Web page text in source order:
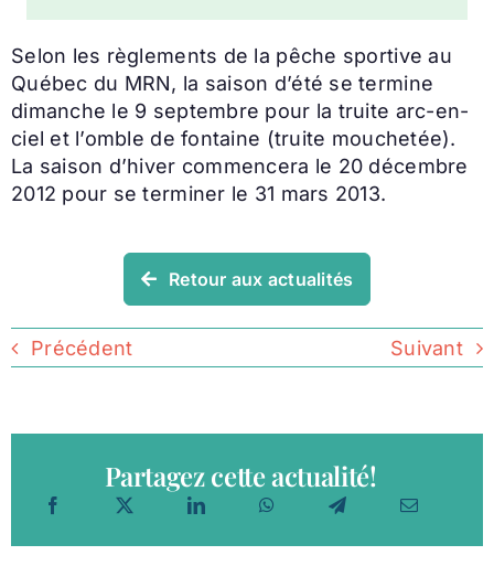
Selon les règlements de la pêche sportive au
Québec du MRN, la saison d’été se termine
dimanche le 9 septembre pour la truite arc-en-
ciel et l’omble de fontaine (truite mouchetée).
La saison d’hiver commencera le 20 décembre
2012 pour se terminer le 31 mars 2013.
Retour aux actualités
Précédent Suivant
Partagez cette actualité!